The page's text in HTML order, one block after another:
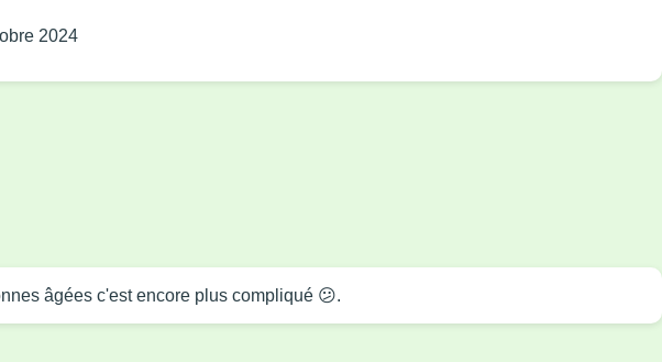
2024
âgées c'est encore plus compliqué 😕.